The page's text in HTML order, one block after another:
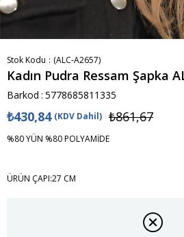
Stok Kodu (ALC-A2657)
Kadın Pudra Ressam Şapka
Barkod : 5778685811335
₺861,67
₺430,84 (KDV Dahil)
%80 YÜN %80 POLYAMİDE
ÜRÜN ÇAPI:27 CM